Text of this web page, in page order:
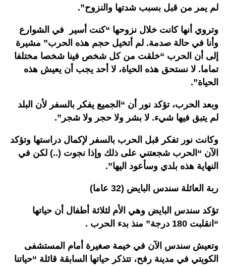
لم يمر من قبل بسبب شدتها والنزوح”.
وتروي أنها كانت خلال نزوحها “كنت أسير في الشوارع
وأنا في حالة صدمة. لم أتخيل حجم هذه الحرب” مشيرة
إلى أن الحرب “خلقت من كل شخص فينا شخصا مختلفا
تماما. لا نستحق هذه الحياة، لا أحد يجب أن يعيش هذه
الحياة”.
وبعد الحرب، تؤكد نور أن “الجميع يفكر بالسفر لأن البلد
لم يتبق فيها شيء. لا بشر ولا حجر ولا شجر”.
وكانت نور تفكر قبل الحرب بالسفر لإكمال دراستها وتؤكد
الآن “الحرب شجعتني على ذلك وإذا نجوت (..) لكن في
النهاية هذه بلدي وسأعود اليها”.
ربة العائلة سندس البايض (32 عاما)
تؤكد سندس البايض وهي الأم لثلاثة أطفال أن حياتها
“انقلبت 180 درجة” منذ بدء الحرب .
وتعيش سندس الآن في خيمة صغيرة أمام المستشفى
الكويتي في مدينة رفح، تتذكر حياتها السابقة قائلة “حياتنا